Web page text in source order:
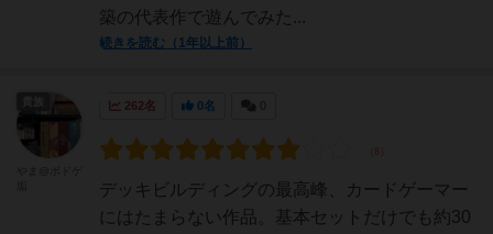
築の代表作で遊んでみた...
続きを読む（1年以上前）
262名 0名
デッキビルディングの最高峰、カードゲーマー
にはたまらない作品。基本セットだけでも約30